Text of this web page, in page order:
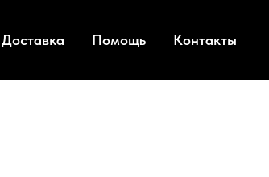
Доставка Помощь Контакты